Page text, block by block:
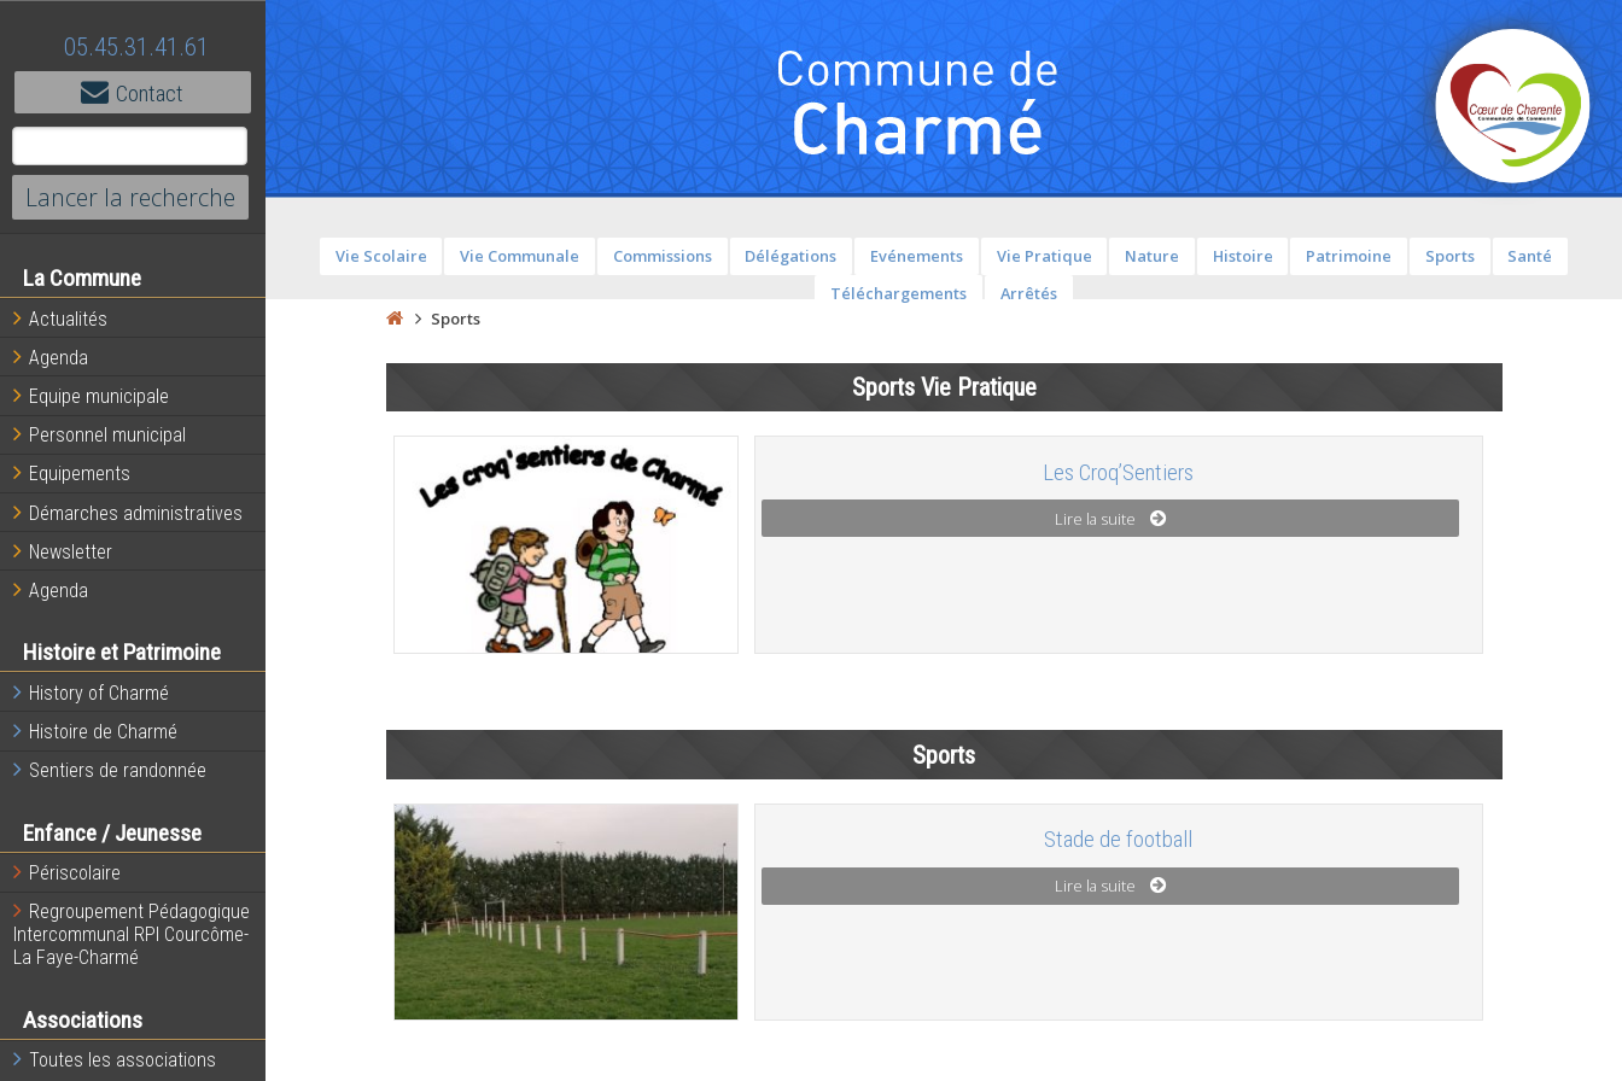
05.45.31.41.61
Contact
La Commune
Actualités
Agenda
Equipe municipale
Personnel municipal
Equipements
Démarches administratives
Newsletter
Agenda
Histoire et Patrimoine
History of Charmé
Histoire de Charmé
Sentiers de randonnée
Enfance / Jeunesse
Périscolaire
Regroupement Pédagogique
Intercommunal RPI Courcôme-
La Faye-Charmé
Associations
Toutes les associations
Vie Scolaire Vie Communale Commissions Délégations Evénements Vie Pratique Nature Histoire Patrimoine Sports
Santé
Téléchargements
Arrêtés
Sports
Sports Vie Pratique
Les Croq’Sentiers
Lire la suite
Sports
Stade de football
Lire la suite